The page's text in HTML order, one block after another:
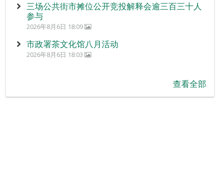
三场公共街市摊位公开竞投解释会逾三百三十人
参与
2026年8月6日 18:09
市政署茶文化馆八月活动
2026年8月6日 18:03
查看全部